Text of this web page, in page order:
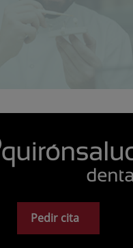
Pedir cita